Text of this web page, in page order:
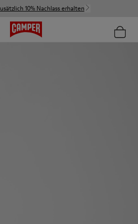
10% Nachlass erhalten